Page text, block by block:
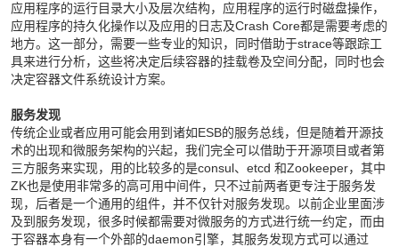
应用程序的运行目录大小及层次结构，应用程序的运行时磁盘操作，
应用程序的持久化操作以及应用的日志及Crash Core都是需要考虑的
地方。这一部分，需要一些专业的知识，同时借助于strace等跟踪工
具来进行分析，这些将决定后续容器的挂载卷及空间分配，同时也会
决定容器文件系统设计方案。
服务发现
传统企业或者应用可能会用到诸如ESB的服务总线，但是随着开源技
术的出现和微服务架构的兴起，我们完全可以借助于开源项目或者第
三方服务来实现，用的比较多的是consul、etcd 和Zookeeper，其中
ZK也是使用非常多的高可用中间件，只不过前两者更专注于服务发
现，后者是一个通用的组件，并不仅针对服务发现。以前企业里面涉
及到服务发现，很多时候都需要对微服务的方式进行统一约定，而由
于容器本身有一个外部的daemon引擎，其服务发现方式可以通过